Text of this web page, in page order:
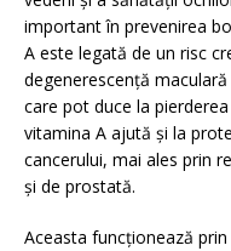
important în prevenirea
A este legată de un risc
degenerescență
care pot duce la
vitamina A ajută și la
cancerului, mai ales prin
și de prostată.
Aceasta funcționează